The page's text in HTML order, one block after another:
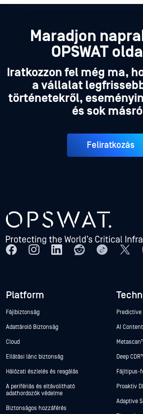
Maradjon
OPSWAT
Iratkozzon fel még ma,
a vállalat
történetekről,
és sok
Feliratkozás
Platform
Fájlbiztonság
Adattároló Biztonság
Cloud
Ellátási lánc biztonság
Hálózati észlelés és reagálás
A perifériás és eltávolítható
adathordozók védelme
Biztonságos hozzáférés
Predictive
AI
Deep
Fájltípus-
Proaktív
Adaptive